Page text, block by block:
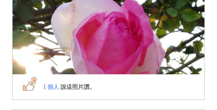
1 個人 說這照片讚。